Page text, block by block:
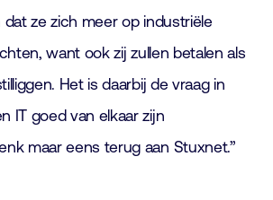
ze zich meer op industriële
want ook zij zullen betalen als
Het is daarbij de vraag in
IT goed van elkaar zijn
maar eens terug aan Stuxnet.”